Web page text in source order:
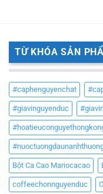
TỪ KHÓA SẢN
#caphenguyenchat
#giavinguyenduc
Bột Ca Cao Mariocacao
coffeechonnguyenduc